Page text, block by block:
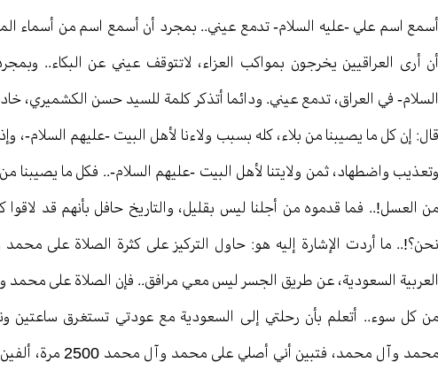
أسمع اسم علي -عليه السلام- تدمع عيني.. بمجرد أن أسمع اسم من أسماء
أن أرى العراقيين يخرجون بمواكب العزاء، لاتتوقف عيني عن البكاء..
السلام- في العراق، تدمع عيني. ودائما أتذكر كلمة للسيد حسن الكشميري،
قال: إن كل ما يصيبنا من بلاء، كله بسبب ولاءنا لأهل البيت -عليهم السلام-،
وتعذيب واضطهاد، ثمن ولايتنا لأهل البيت -عليهم السلام-.. فكل ما يصيبنا
من العسل!.. فما قدموه من أجلنا ليس بقليل، والتاريخ حافل بأنهم قد
نحن؟!.. ما أردت الإشارة إليه هو: حاول التركيز على كثرة الصلاة على
العربية السعودية، عن طريق الجسر ليس معي مرافق.. فإن الصلاة على
من كل سوء.. أتعلم بأن رحلتي إلى السعودية مع عودتي تستغرق
محمد وآل محمد،